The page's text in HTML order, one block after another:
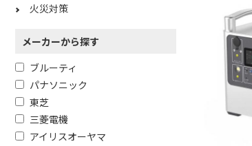
火災対策
メーカーから探す
ブルーティ
パナソニック
東芝
三菱電機
アイリスオーヤマ